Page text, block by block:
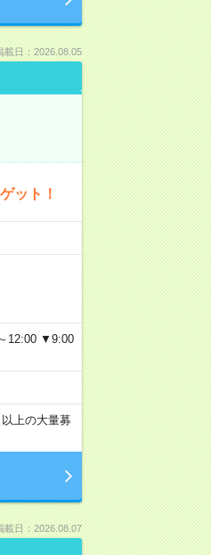
載日：2026.08.05
ット！
12:00 ▼9:00
上の大量募
載日：2026.08.07